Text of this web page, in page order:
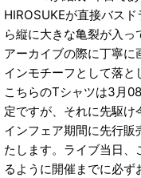
HIROSUKEが直接バス
ら縦に大きな亀裂が入
アーカイブの際に丁寧に
インモチーフとして落と
こちらのTシャツは3月
定ですが、それに先駆け
インフェア期間に先行
たします。ライブ当日
るように開催までに必ず